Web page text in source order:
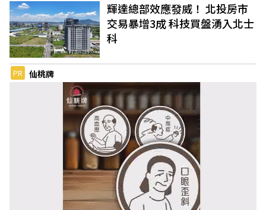
輝達總部效應發威！ 北投房市
交易暴增3成 科技買盤湧入北士
科
PR 仙桃牌